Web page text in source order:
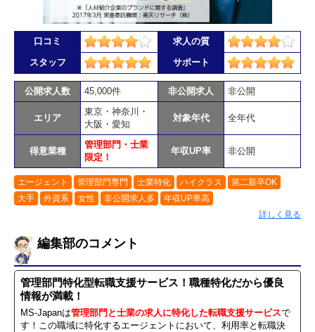
口コミ
求人の質
スタッフ
サポート
公開求人数 45,000件 非公開求人 非公開
エリア
東京・神奈川・
大阪・愛知
対象年代 全年代
得意業種
管理部門・士業
限定！
年収UP率 非公開
エージェント 管理部門専門 士業特化 ハイクラス
第二新卒OK
大手
外資系 女性 非公開求人多
年収UP率高
詳しく見る
編集部のコメント
管理部門特化型転職支援サービス！職種特化だから優良
情報が満載！
MS-Japanは管理部門と士業の求人に特化した転職支援サービスで
す！この職域に特化するエージェントにおいて、利用率と転職決